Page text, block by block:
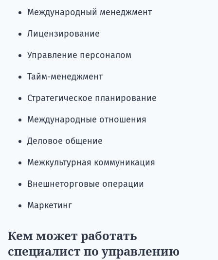
Международный менеджмент
Лицензирование
Управление персоналом
Тайм-менеджмент
Стратегическое планирование
Международные отношения
Деловое общение
Межкультурная коммуникация
Внешнеторговые операции
Маркетинг
Кем может работать
специалист по управлению